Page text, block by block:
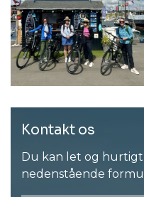
Kontakt os
Du kan let og hurtigt
nedenstående